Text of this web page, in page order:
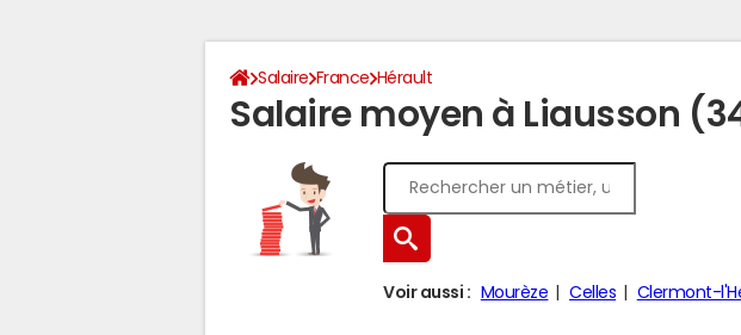
Salaire France Hérault
Salaire moyen à Liausson
Voir aussi : Mourèze Celles Clermont-